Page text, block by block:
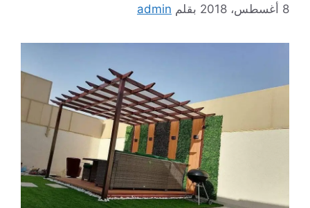
8 أغسطس، 2018 بقلم admin